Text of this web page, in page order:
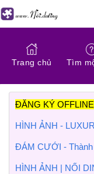
Trang chủ Tìm
ĐĂNG KÝ
HÌNH ẢNH -
ĐÁM CƯỚI -
HÌNH ẢNH | NỐI